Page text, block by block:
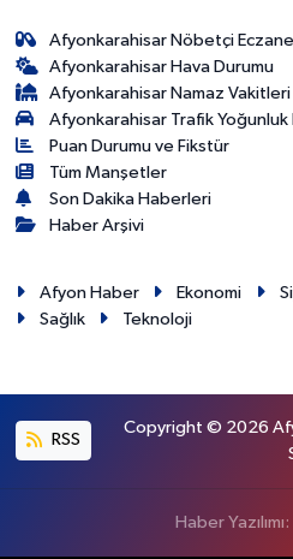
Afyonkarahisar Nöbetçi
Afyonkarahisar Hava Durumu
Afyonkarahisar Namaz Vakitleri
Afyonkarahisar Trafik Yoğunluk
Puan Durumu ve Fikstür
Tüm Manşetler
Son Dakika Haberleri
Haber Arşivi
Afyon Haber Ekonomi
Sağlık
Teknoloji
RSS
Copyright © 2026
Haber Yazılımı: